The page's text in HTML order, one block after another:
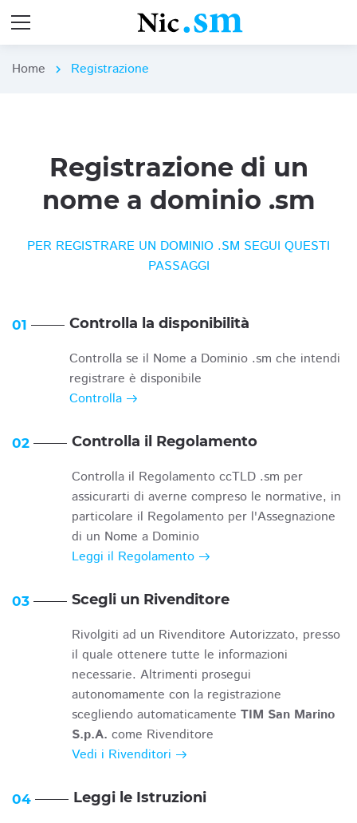
Home chevron_right Registrazione
Registrazione di un
nome a dominio .sm
PER REGISTRARE UN DOMINIO .SM SEGUI QUESTI
PASSAGGI
01 Controlla la disponibilità
Controlla se il Nome a Dominio .sm che intendi
registrare è disponibile
Controlla
02 Controlla il Regolamento
Controlla il Regolamento ccTLD .sm per
assicurarti di averne compreso le normative, in
particolare il Regolamento per l'Assegnazione
di un Nome a Dominio
Leggi il Regolamento
03 Scegli un Rivenditore
Rivolgiti ad un Rivenditore Autorizzato, presso
il quale ottenere tutte le informazioni
necessarie. Altrimenti prosegui
autonomamente con la registrazione
scegliendo automaticamente TIM San Marino
S.p.A. come Rivenditore
Vedi i Rivenditori
04 Leggi le Istruzioni